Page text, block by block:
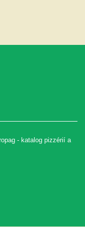
- katalog pizzérií a